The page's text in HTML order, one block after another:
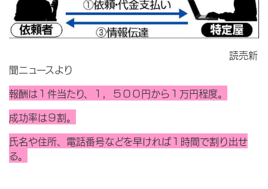
読売新
聞ニュースより
報酬は１件当たり、１，５００円から１万円程度。
成功率は９割。
氏名や住所、電話番号などを早ければ１時間で割り出せ
る。